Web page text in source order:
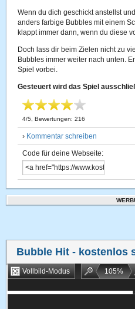
Wenn du dich geschickt anstellst
anders farbige Bubbles mit einem
klappt immer dann, wenn du diese
Doch lass dir beim Zielen nicht zu
Bubbles immer weiter nach unten.
Spiel vorbei.
Gesteuert wird das Spiel
4/5 , Bewertungen:216
› Kommentar schreiben
Code für deine Webseite:
Bubble Hit - kostenlos
Vollbild-Modus 105%